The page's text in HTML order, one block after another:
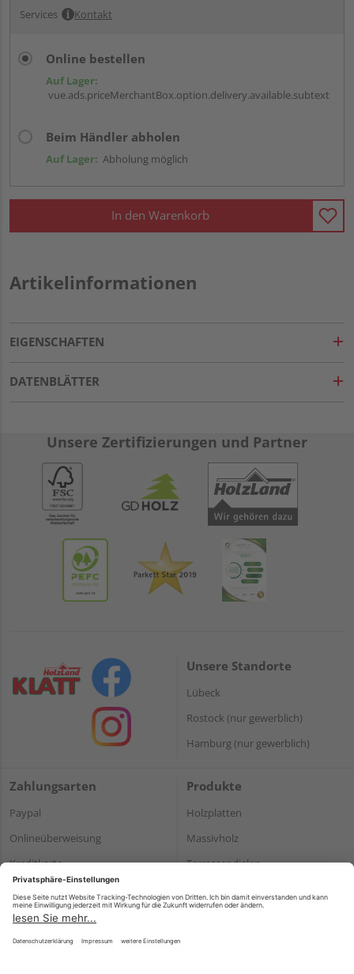
Services Kontakt
Online bestellen
Auf Lager:
vue.ads.priceMerchantBox.option.delivery.available.subtext
Beim Händler abholen
Auf Lager: Abholung möglich
In den Warenkorb
Artikelinformationen
EIGENSCHAFTEN
DATENBLÄTTER
Unsere Zertifizierungen und Partner
Unsere Standorte
Lübeck
Rostock (nur gewerblich)
Hamburg (nur gewerblich)
Zahlungsarten
Paypal
Onlineüberweisung
Kreditkarte
*Bonität vorausgesetzt
Produkte
Holzplatten
Massivholz
Terrassendielen